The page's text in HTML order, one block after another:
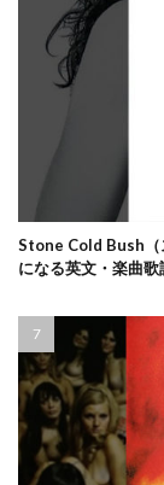
Stone Cold Bush（
になる英文・楽曲